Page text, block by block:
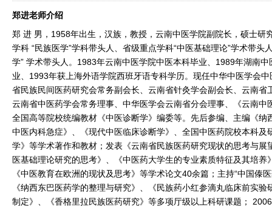
郑进老师介绍
郑 进 男，1958年出生，汉族，教授，云南中医学院副院长，硕士研
学科 “民族医学”学科带头人、省级重点学科“中医基础理论”学术带头
学” 学术带头人。1983年云南中医学院中医本科毕业、1989年湖南
业、1993年获上海外语学院西班牙语专科学历。现任中华中医学会
省民族民间医药研究会常务副会长、云南省针灸学会副会长、云南省
云南省中医药学会常务理事、中华医学会云南省分会理事、《云南中
全国高等院校统编教材《中医诊断学》编委等。先后参编、主编《纳
中医内科急症》、《现代中医临床诊断学》、全国中医药院校本科及
学》等学术著作和教材；发表《云南省民族医药研究现状的思考与展
医基础理论研究的思考》、《中医药大学生的专业素质特征及其培养
《中医教育在欧洲的现状及思考》等学术论文40余篇；主持“中国傣
《纳西东巴医药学的整理与研究》、《民族药小红参滴丸临床前实
制定》、《香格里拉民族医药研究》等多项厅级以上科研课题；